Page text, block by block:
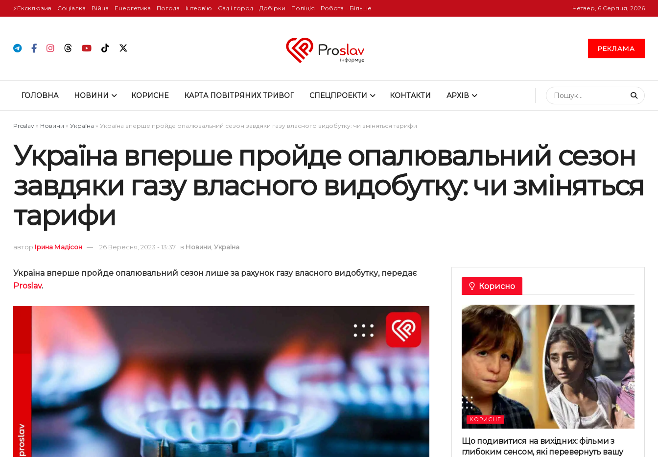
⚡️Ексклюзив Соціалка Війна Енергетика Погода Інтервʼю Сад і город Добірки Поліція Робота Більше Четвер, 6 Серпня, 2026
РЕКЛАМА
ГОЛОВНА НОВИНИ КОРИСНЕ КАРТА ПОВІТРЯНИХ ТРИВОГ СПЕЦПРОЕКТИ КОНТАКТИ АРХІВ
Proslav » Новини » Україна » Україна вперше пройде опалювальний сезон завдяки газу власного видобутку: чи зміняться тарифи
Україна вперше пройде опалювальний сезон
завдяки газу власного видобутку: чи зміняться
тарифи
автор Ірина Мадісон 26 Вересня, 2023 - 13:37 в Новини, Україна
Україна вперше пройде опалювальний сезон лише за рахунок газу власного видобутку, передає
Proslav. Корисно
КОРИСНЕ
Що подивитися на вихідних: фільми з
глибоким сенсом, які перевернуть вашу